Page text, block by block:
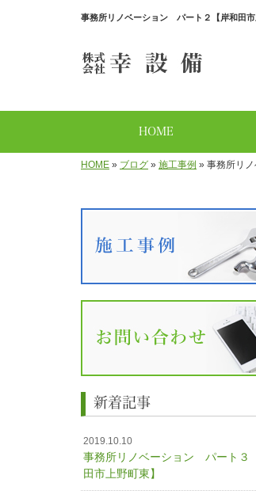
事務所リノベーション パート２【岸和田
HOME
HOME » ブログ » 施工事例 » 事務所リ
新着記事
2019.10.10
事務所リノベーション パート３
田市上野町東】